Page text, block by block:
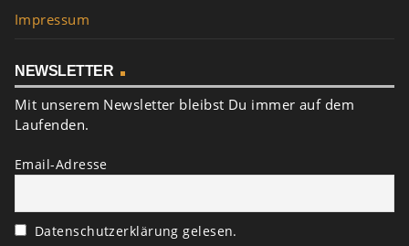
Impressum
NEWSLETTER
Mit unserem Newsletter bleibst Du immer auf dem
Laufenden.
Email-Adresse
Datenschutzerklärung gelesen.